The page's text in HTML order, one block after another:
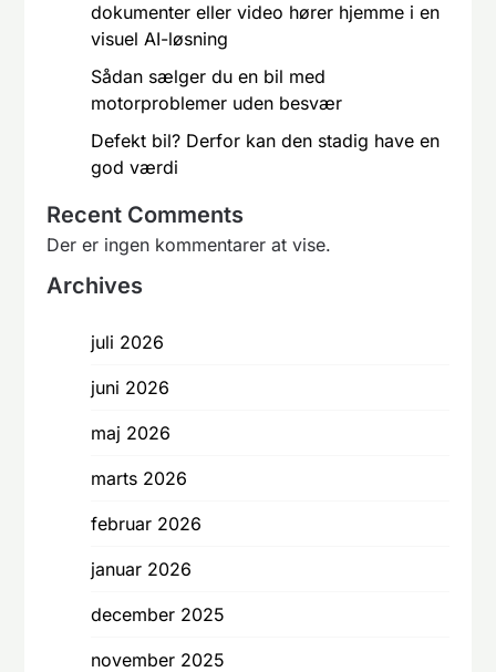
dokumenter eller video hører hjemme i en
visuel AI-løsning
Sådan sælger du en bil med
motorproblemer uden besvær
Defekt bil? Derfor kan den stadig have en
god værdi
Recent Comments
Der er ingen kommentarer at vise.
Archives
juli 2026
juni 2026
maj 2026
marts 2026
februar 2026
januar 2026
december 2025
november 2025